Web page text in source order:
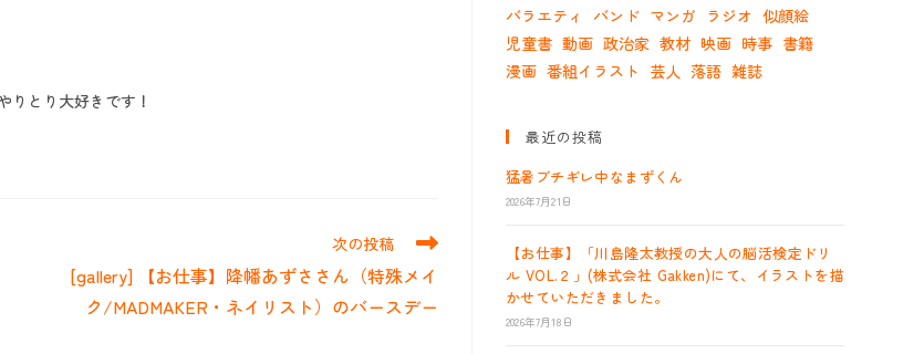
りとり大好きです！
次の投稿
[gallery] 【お仕事】降幡あずささん（特殊メイ
ク/MADMAKER・ネイリスト）のバースデー
バラエティ
バンド マンガ ラジオ 似顔絵
児童書 動画 政治家 教材 映画 時事 書籍
漫画 番組イラスト 芸人 落語 雑誌
最近の投稿
猛暑ブチギレ中なまずくん
2026年7月21日
【お仕事】「川島隆太教授の大人の脳活検定ドリ
ル VOL.２」(株式会社 Gakken)にて、イラストを描
かせていただきました。
2026年7月18日